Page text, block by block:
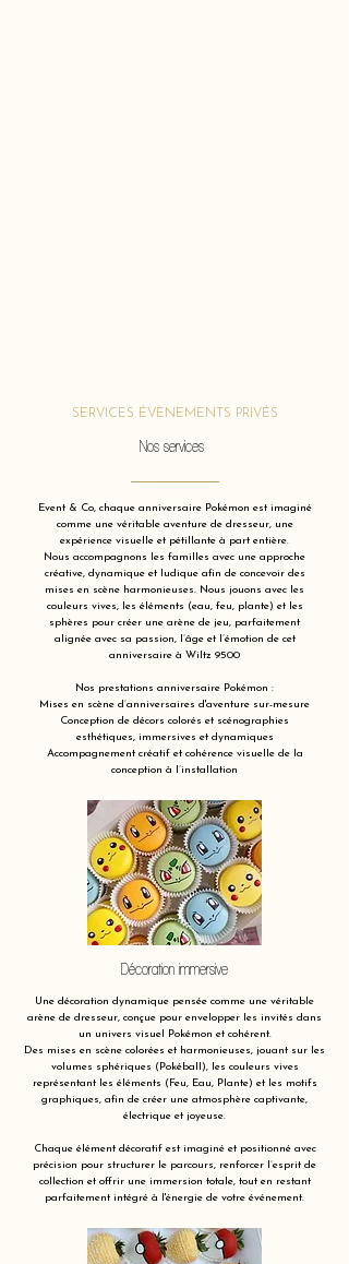
SERVICES ÉVÈNEMENTS PRIVÉS
Nos services
Event & Co, chaque anniversaire Pokémon est imaginé
comme une véritable aventure de dresseur, une
expérience visuelle et pétillante à part entière.
Nous accompagnons les familles avec une approche
créative, dynamique et ludique afin de concevoir des
mises en scène harmonieuses. Nous jouons avec les
couleurs vives, les éléments (eau, feu, plante) et les
sphères pour créer une arène de jeu, parfaitement
alignée avec sa passion, l’âge et l’émotion de cet
anniversaire à Wiltz 9500
Nos prestations anniversaire Pokémon :
Mises en scène d’anniversaires d'aventure sur-mesure
Conception de décors colorés et scénographies
esthétiques, immersives et dynamiques
Accompagnement créatif et cohérence visuelle de la
conception à l’installation
Décoration immersive
Une décoration dynamique pensée comme une véritable
arène de dresseur, conçue pour envelopper les invités dans
un univers visuel Pokémon et cohérent.
Des mises en scène colorées et harmonieuses, jouant sur les
volumes sphériques (Pokéball), les couleurs vives
représentant les éléments (Feu, Eau, Plante) et les motifs
graphiques, afin de créer une atmosphère captivante,
électrique et joyeuse.
Chaque élément décoratif est imaginé et positionné avec
précision pour structurer le parcours, renforcer l’esprit de
collection et offrir une immersion totale, tout en restant
parfaitement intégré à l'énergie de votre événement.